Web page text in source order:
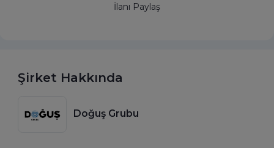
İlanı Paylaş
Şirket Hakkında
Doğuş Grubu